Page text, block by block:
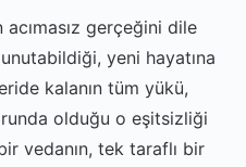
acımasız gerçeğini dile
yeni hayatına
kalanın tüm yükü,
olduğu o eşitsizliği
vedanın, tek taraflı bir